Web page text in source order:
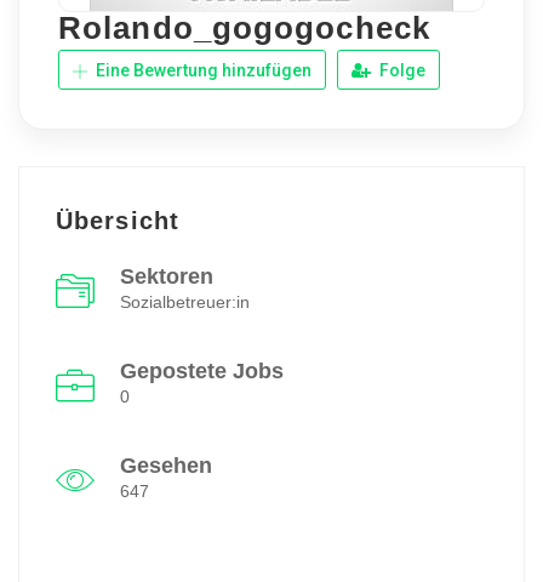
Rolando_gogogocheck
Eine Bewertung hinzufügen Folge
Übersicht
Sektoren
Sozialbetreuer:in
Gepostete Jobs
0
Gesehen
647